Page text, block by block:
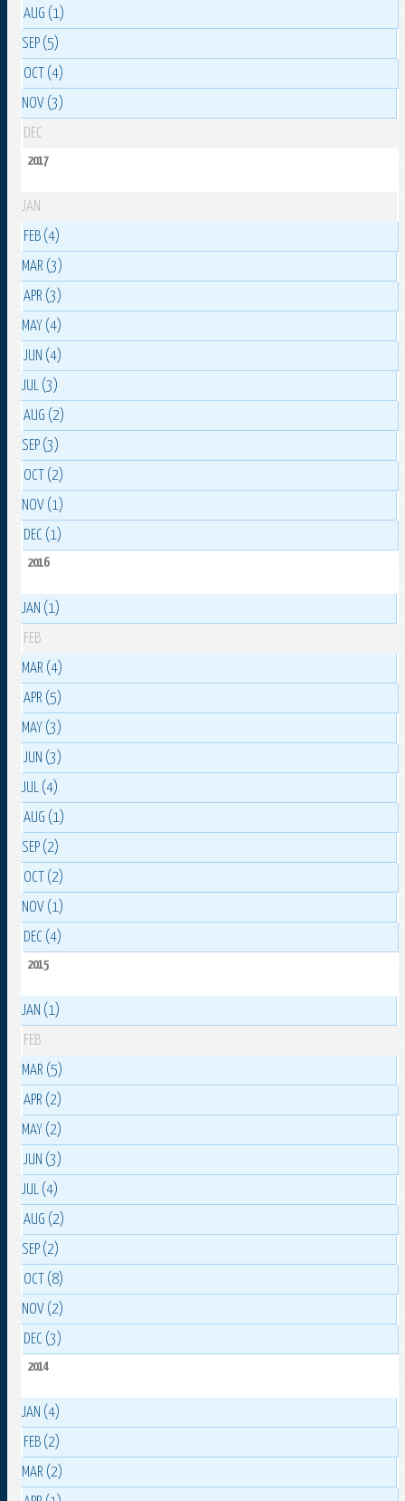
AUG (1)
SEP (5)
OCT (4)
NOV (3)
DEC
2017
JAN
FEB (4)
MAR (3)
APR (3)
MAY (4)
JUN (4)
JUL (3)
AUG (2)
SEP (3)
OCT (2)
NOV (1)
DEC (1)
2016
JAN (1)
FEB
MAR (4)
APR (5)
MAY (3)
JUN (3)
JUL (4)
AUG (1)
SEP (2)
OCT (2)
NOV (1)
DEC (4)
2015
JAN (1)
FEB
MAR (5)
APR (2)
MAY (2)
JUN (3)
JUL (4)
AUG (2)
SEP (2)
OCT (8)
NOV (2)
DEC (3)
2014
JAN (4)
FEB (2)
MAR (2)